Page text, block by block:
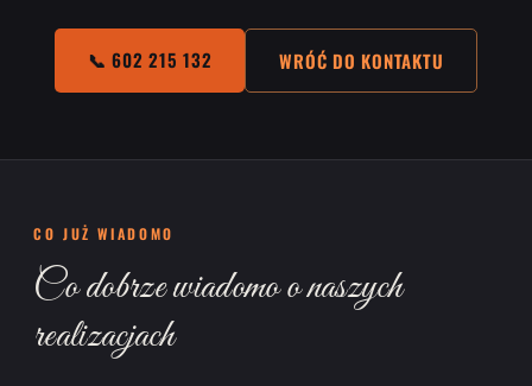
📞 602 215 132 WRÓĆ DO KONTAKTU
CO JUŻ WIADOMO
Co dobrze wiadomo o naszych
realizacjach